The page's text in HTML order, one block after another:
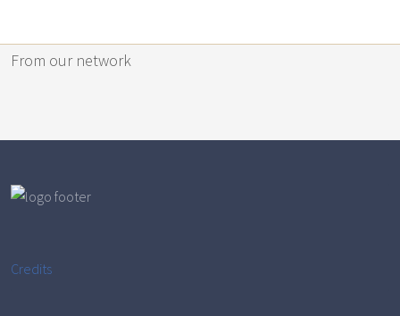
From our network
Credits